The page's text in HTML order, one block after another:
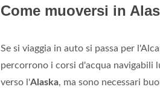
Come muoversi in
Se si viaggia in auto si passa per
percorrono i corsi d'acqua navigabili
verso l'Alaska, ma sono necessari